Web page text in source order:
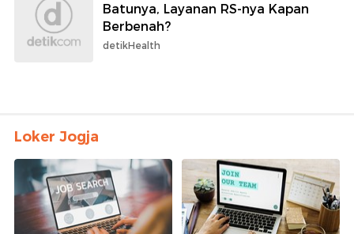
Batunya, Layanan RS-nya Kapan
Berbenah?
detikHealth
Loker Jogja